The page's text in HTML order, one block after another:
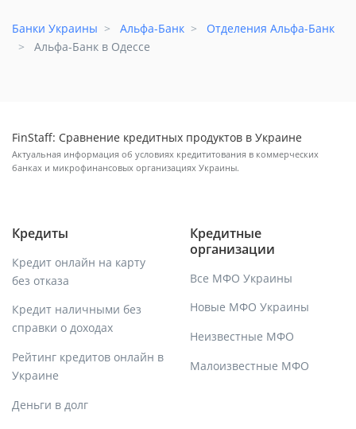
Банки Украины Альфа-Банк
Отделения Альфа-Банк
Альфа-Банк в Одессе
FinStaff: Сравнение кредитных продуктов в Украине
Актуальная информация об условиях кредититования в коммерческих
банках и микрофинансовых организациях Украины.
Кредиты
Кредит онлайн на карту
без отказа
Кредит наличными без
справки о доходах
Рейтинг кредитов онлайн в
Украине
Деньги в долг
Кредитные
организации
Все МФО Украины
Новые МФО Украины
Неизвестные МФО
Малоизвестные МФО